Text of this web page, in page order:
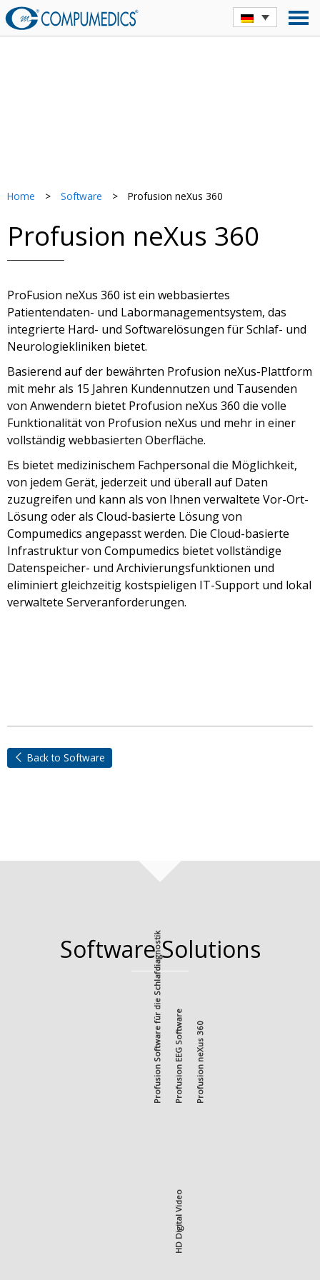
Home > Software > Profusion neXus 360
Profusion neXus 360
ProFusion neXus 360 ist ein webbasiertes
Patientendaten- und Labormanagementsystem, das
integrierte Hard- und Softwarelösungen für Schlaf- und
Neurologiekliniken bietet.
Basierend auf der bewährten Profusion neXus-Plattform
mit mehr als 15 Jahren Kundennutzen und Tausenden
von Anwendern bietet Profusion neXus 360 die volle
Funktionalität von Profusion neXus und mehr in einer
vollständig webbasierten Oberfläche.
Es bietet medizinischem Fachpersonal die Möglichkeit,
von jedem Gerät, jederzeit und überall auf Daten
zuzugreifen und kann als von Ihnen verwaltete Vor-Ort-
Lösung oder als Cloud-basierte Lösung von
Compumedics angepasst werden. Die Cloud-basierte
Infrastruktur von Compumedics bietet vollständige
Datenspeicher- und Archivierungsfunktionen und
eliminiert gleichzeitig kostspieligen IT-Support und lokal
verwaltete Serveranforderungen.
Back to Software
Software Solutions
Profusion Software für die SchlafdiagnostikProfusion EEG SoftwareProfusion neXus 360
HD Digital Video